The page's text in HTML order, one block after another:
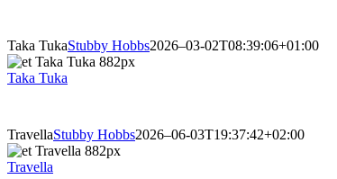
Taka TukaStubby Hobbs2026–03-02T08:39:06+01:00
Taka Tuka
TravellaStubby Hobbs2026–06-03T19:37:42+02:00
Travella